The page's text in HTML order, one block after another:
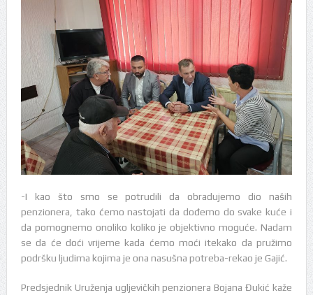
-I kao što smo se potrudili da obradujemo dio naših
penzionera, tako ćemo nastojati da dođemo do svake kuće i
da pomognemo onoliko koliko je objektivno moguće. Nadam
se da će doći vrijeme kada ćemo moći itekako da pružimo
podršku ljudima kojima je ona nasušna potreba-rekao je Gajić.
Predsjednik Uruženja ugljevičkih penzionera Bojana Đukić kaže